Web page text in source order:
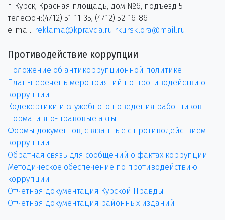
г. Курск, Красная площадь, дом №6, подъезд 5
телефон:(4712) 51-11-35, (4712) 52-16-86
e-mail: reklama@kpravda.ru rkursklora@mail.ru
Противодействие коррупции
Положение об антикоррупционной политике
План-перечень мероприятий по противодействию
коррупции
Кодекс этики и служебного поведения работников
Нормативно-правовые акты
Формы документов, связанные с противодействием
коррупции
Обратная связь для сообщений о фактах коррупции
Методическое обеспечение по противодействию
коррупции
Отчетная документация Курской Правды
Отчетная документация районных изданий